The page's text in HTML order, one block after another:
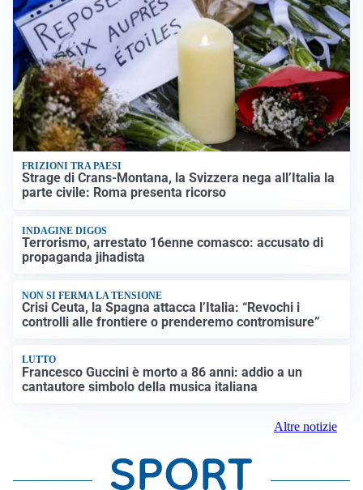
FRIZIONI TRA PAESI
Strage di Crans-Montana, la Svizzera nega all’Italia la
parte civile: Roma presenta ricorso
INDAGINE DIGOS
Terrorismo, arrestato 16enne comasco: accusato di
propaganda jihadista
NON SI FERMA LA TENSIONE
Crisi Ceuta, la Spagna attacca l’Italia: “Revochi i
controlli alle frontiere o prenderemo contromisure”
LUTTO
Francesco Guccini è morto a 86 anni: addio a un
cantautore simbolo della musica italiana
Altre notizie